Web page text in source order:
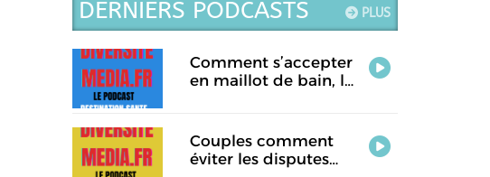
PLUS
DERNIERS PODCASTS
Comment s’accepter
en maillot de bain, la
Couples comment
éviter les disputes